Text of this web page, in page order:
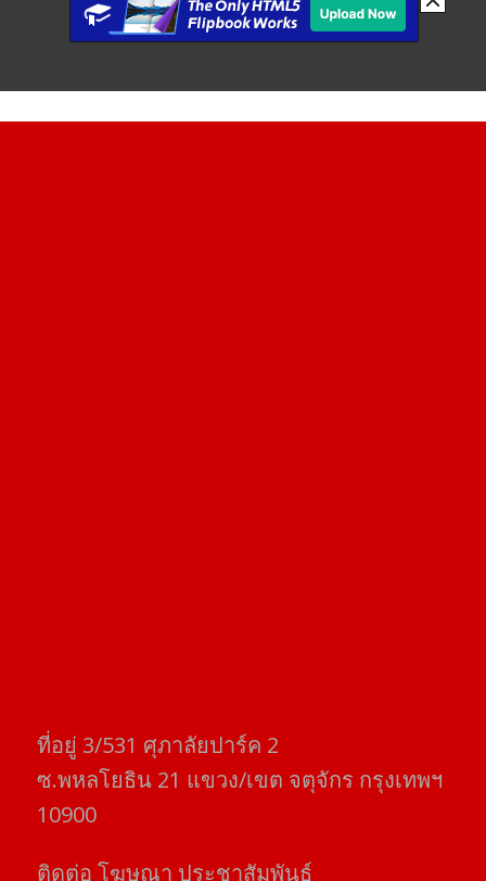
ที่อยู่​ 3/531​ ศุภาลัยปาร์ค​ 2
ซ.พหลโยธิน​ 21​ แขวง/เขต​ จตุจักร​ กรุงเทพฯ
10900
ติดต่อ​ โฆษณา​ ประชาสัมพันธ์